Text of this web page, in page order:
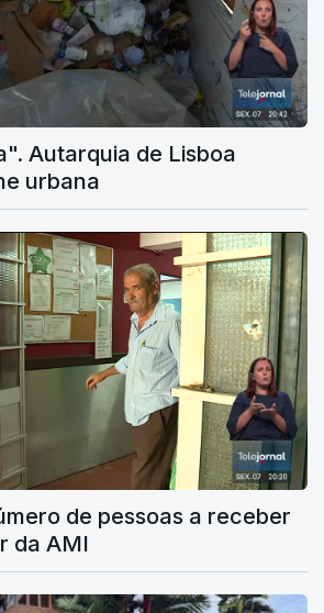
Autarquia de Lisboa
urbana
de pessoas a receber
da AMI